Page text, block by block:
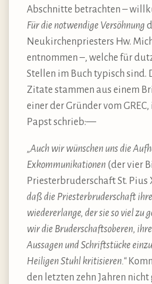
Abschnitte betrachten –
Für die notwendige Versöhnung
Neukirchenpriesters Hw.
entnommen –, welche für
Stellen im Buch typisch sind.
Zitate stammen aus einem
einer der Gründer vom
Papst schrieb:—
„Auch wir wünschen uns die
Exkommunikationen (der vier
Priesterbruderschaft St. Pius
daß die Priesterbruderschaft
wiedererlange, der sie so viel zu
wir die Bruderschaftsoberen,
Aussagen und Schriftstücke
Heiligen Stuhl kritisieren.“
den letzten zehn Jahren nicht